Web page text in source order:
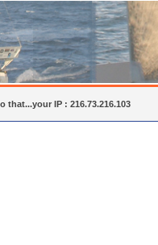
that...your IP : 216.73.216.103